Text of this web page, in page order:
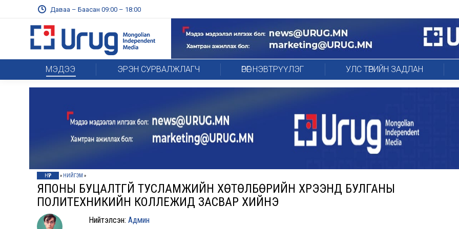
Даваа – Баасан 09:00 – 18:00
МЭДЭЭ ЭРЭН СУРВАЛЖЛАГЧ ӨРӨГ НЭВТРҮҮЛЭГ УЛС ТӨРИЙН ЗАДЛАН
НҮҮР » НИЙГЭМ »
ЯПОНЫ БУЦАЛТГҮЙ ТУСЛАМЖИЙН ХӨТӨЛБӨРИЙН ХҮРЭЭНД БУЛГАНЫ
ПОЛИТЕХНИКИЙН КОЛЛЕЖИД ЗАСВАР ХИЙНЭ
Нийтэлсэн:Админ